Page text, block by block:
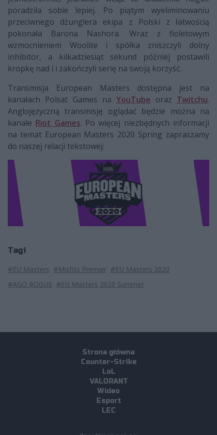
poradziła sobie lepiej. Po piątym wyeliminowaniu
przeciwnego dżunglera ekipa z Polski z łatwością
pokonała Barona Nashora. Wraz z fioletowym
wzmocnieniem Woolite i spółka zniszczyli dolny
inhibitor, a kilkadziesiąt sekund później postawili
kropkę nad i i zakończyli serię na swoją korzyść.
Transmisja European Masters dostępna jest na
kanałach Polsat Games na YouTube oraz Twitchu.
Anglojęzyczną transmisję oglądać będzie można na
kanale Riot Games. Po więcej niezbędnych informacji
na temat European Masters 2020 Spring zapraszamy
do naszej relacji tekstowej:
Tagi
#EU Masters #Misfits Premier #EU Masters 2020
#AGO ROGUE #EU Masters 2020 Summer
Strona główna
Counter-Strike
LoL
VALORANT
Wideo
Esport
LEC